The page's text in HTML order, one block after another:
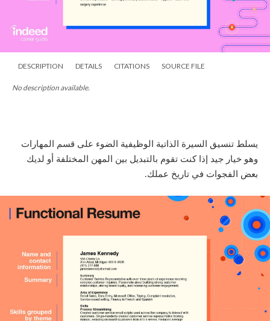
DESCRIPTION DETAILS CITATIONS SOURCE FILE
No description available.
يسلط تنسيق السيرة الذاتية الوظيفية الضوء على قسم المهارات
وهو خيار جيد إذا كنت تقوم بالتبديل بين المهن المختلفة أو لديك
بعض الفجوات في تاريخ عملك.